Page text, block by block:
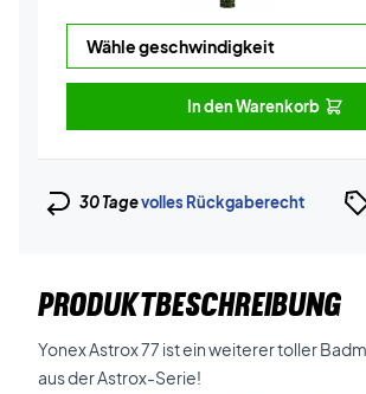
In den Warenkorb
30 Tagevolles Rückgaberecht
PRODUKTBESCHREIBUNG
Yonex Astrox 77 ist ein weiterer toller
aus der Astrox-Serie!